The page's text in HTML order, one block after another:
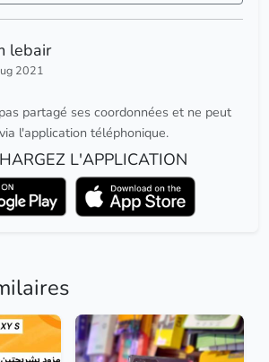
lebair
2021
partagé ses coordonnées et ne peut
l'application téléphonique.
L'APPLICATION